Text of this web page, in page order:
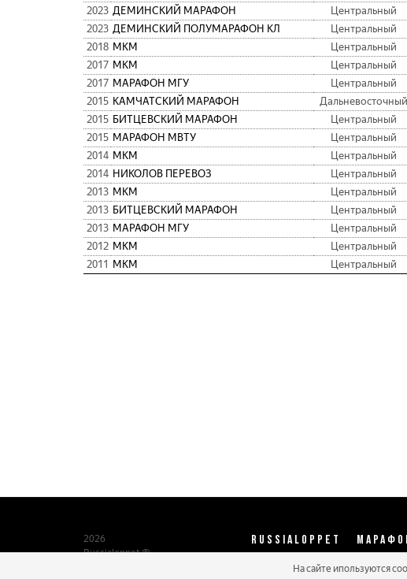
2023 ДЕМИНСКИЙ МАРАФОН Центральный
2023 ДЕМИНСКИЙ ПОЛУМАРАФОН КЛ Центральный
2018 МКМ Центральный
2017 МКМ Центральный
2017 МАРАФОН МГУ Центральный
2015 КАМЧАТСКИЙ МАРАФОН Дальневосточный
2015 БИТЦЕВСКИЙ МАРАФОН Центральный
2015 МАРАФОН МВТУ Центральный
2014 МКМ Центральный
2014 НИКОЛОВ ПЕРЕВОЗ Центральный
2013 МКМ Центральный
2013 БИТЦЕВСКИЙ МАРАФОН Центральный
2013 МАРАФОН МГУ Центральный
2012 МКМ Центральный
2011
МКМ Центральный
2026
Russialoppet ®
RUSSIALOPPET
Календарь
На сайте ипользуются